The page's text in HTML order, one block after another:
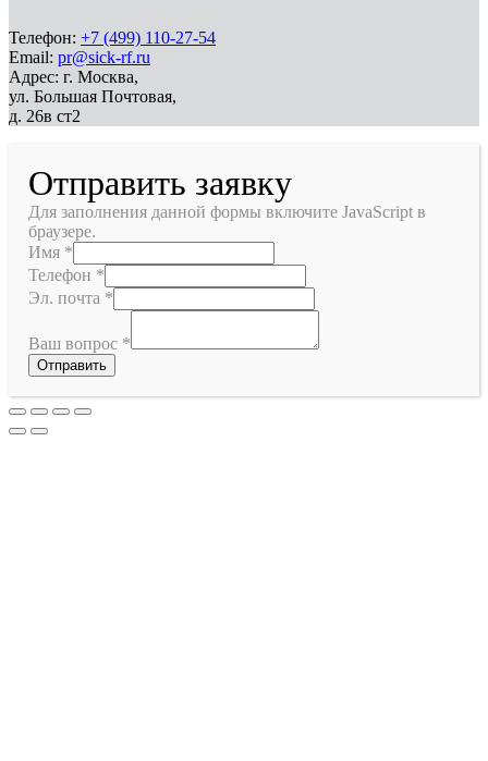
Телефон: +7 (499) 110-27-54
Email: pr@sick-rf.ru
Адрес: г. Москва,
ул. Большая Почтовая,
д. 26в ст2
Отправить заявку
Для заполнения данной формы включите JavaScript в
браузере.
Имя *
Телефон *
Эл. почта *
Ваш вопрос *
Отправить